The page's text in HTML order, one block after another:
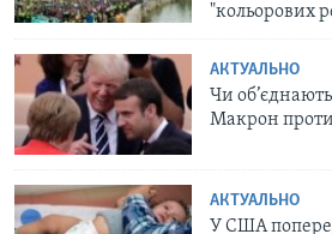
"кольорових
АКТУАЛЬНО
Чи
Макрон проти
АКТУАЛЬНО
У США